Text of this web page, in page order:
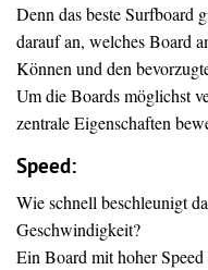
Denn das beste Surfboard
darauf an, welches Board
Können und den
Um die Boards möglichst
zentrale Eigenschaften
Speed:
Wie schnell beschleunigt
Geschwindigkeit?
Ein Board mit hoher